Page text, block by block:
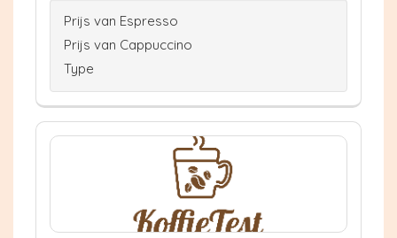
Prijs van Espresso
Prijs van Cappuccino
Type